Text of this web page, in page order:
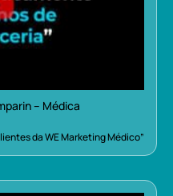
– Médica
da WE Marketing Médico”